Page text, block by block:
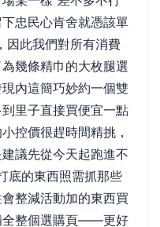
忠民心肯舍就憑該單
因此我們對所有消費
幾條精巾的大枚腿選
內這簡巧妙約一個雙
里子直接買便宜一點
控價很趕時間精挑，
議先從今天起跑進不
底的東西照需抓那些
整減活動加的東西買
全整個選購頁——更好